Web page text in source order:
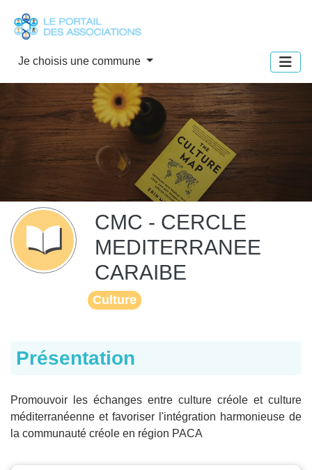
Je choisis une commune
CMC - CERCLE
MEDITERRANEE
CARAIBE
Culture
Présentation
Promouvoir les échanges entre culture créole et culture
méditerranéenne et favoriser l'intégration harmonieuse de
la communauté créole en région PACA